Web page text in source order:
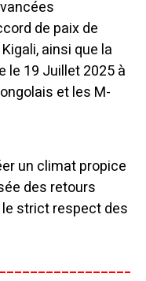
de paix de
ainsi que la
le 19 Juillet 2025 à
et les M-
un climat propice
des retours
strict respect des